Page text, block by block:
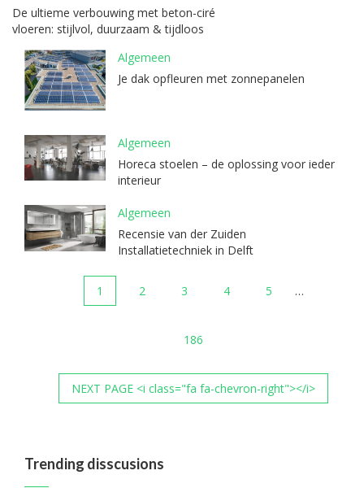
De ultieme verbouwing met beton-ciré
vloeren: stijlvol, duurzaam & tijdloos
Algemeen
Je dak opfleuren met zonnepanelen
Algemeen
Horeca stoelen – de oplossing voor ieder
interieur
Algemeen
Recensie van der Zuiden
Installatietechniek in Delft
1 2 3 4 5 …
186
NEXT PAGE <i class="fa fa-chevron-right"></i>
Trending disscusions